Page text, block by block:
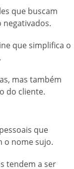
que buscam
que simplifica o
mas também
do cliente.
que
o nome sujo.
tendem a ser